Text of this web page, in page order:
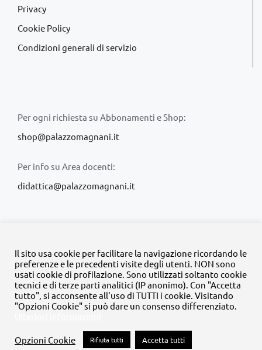
Privacy
Cookie Policy
Condizioni generali di servizio
Per ogni richiesta su Abbonamenti e Shop:
shop@palazzomagnani.it
Per info su Area docenti:
didattica@palazzomagnani.it
© Copyright 2020 -2026 | Tutti i diritti riservati | MyFpm è un
progetto dellaFondazione Palazzo Magnani
FacebookInstagram
TwitterLinkedInYouTube
Il sito usa cookie per facilitare la navigazione ricordando le
preferenze e le precedenti visite degli utenti. NON sono
usati cookie di profilazione. Sono utilizzati soltanto cookie
tecnici e di terze parti analitici (IP anonimo). Con "Accetta
tutto", si acconsente all'uso di TUTTI i cookie. Visitando
"Opzioni Cookie" si può dare un consenso differenziato.
Opzioni Cookie Rifiuta tutti Accetta tutti